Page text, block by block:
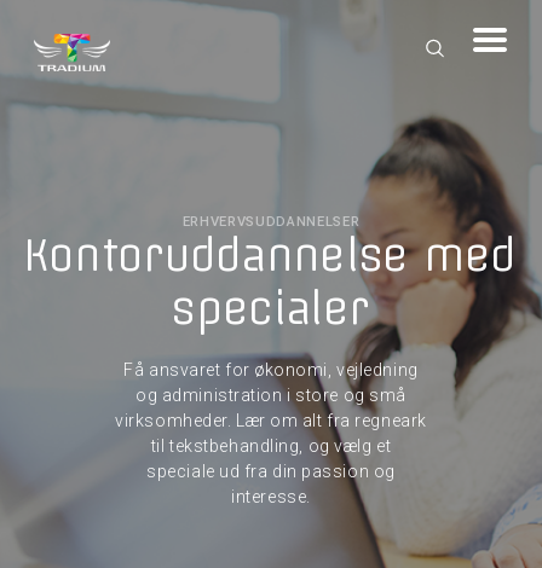
ERHVERVSUDDANNELSER
Kontoruddannelse med
specialer
Få ansvaret for økonomi, vejledning
og administration i store og små
virksomheder. Lær om alt fra regneark
til tekstbehandling, og vælg et
speciale ud fra din passion og
interesse.